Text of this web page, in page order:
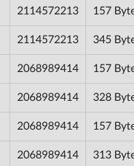
2114572213 157
2114572213 345
2068989414 157
2068989414 328
2068989414 157
2068989414 313